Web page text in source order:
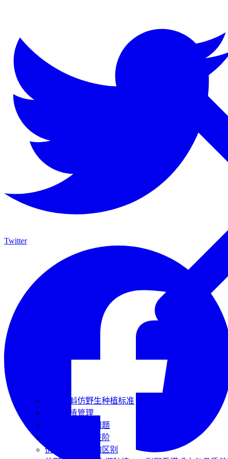
霍山石斛仿野生种植标准
夏季种植管理
盆栽石斛10大问题
夏季家庭养护进阶
仿野生与大棚的区别
Twitter